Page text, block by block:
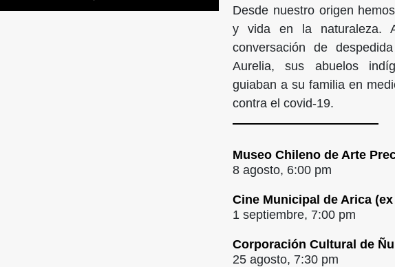
Desde nuestro origen
y vida en la naturaleza.
conversación de
Aurelia, sus abuelos
guiaban a su familia en
contra el covid-19.
Museo Chileno de Arte
8 agosto, 6:00 pm
Cine Municipal de Arica
1 septiembre, 7:00 pm
Corporación Cultural de
25 agosto, 7:30 pm